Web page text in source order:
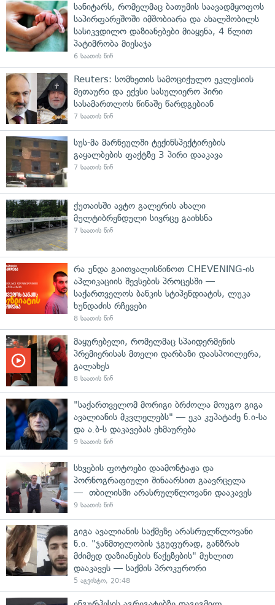
სანიტარს, რომელმაც ბათუმის საავადმყოფოს
საპირფარეშოში იმშობიარა და ახალშობილს
სასიკვდილო დაზიანებები მიაყენა, 4 წლით
პატიმრობა მიესაჯა
6 საათის წინ
Reuters: სომხეთის სამოციქულო ეკლესიის
მეთაური და ექვსი სასულიერო პირი
სასამართლოს წინაშე წარდგებიან
7 საათის წინ
სუს-მა მარნეულში ტექინსპექტირების
გაყალბების ფაქტზე 3 პირი დააკავა
7 საათის წინ
ქუთაისში ავტო გალერის ახალი
მულტიბრენდული სივრცე გაიხსნა
7 საათის წინ
რა უნდა გაითვალისწინოთ CHEVENING-ის
აპლიკაციის შევსების პროცესში —
საქართველოს ბანკის სტიპენდიატის, ლუკა
ხუნდაძის რჩევები
8 საათის წინ
მაყურებელი, რომელმაც სპაიდერმენის
პრემიერისას მთელი დარბაზი დაასპოილერა,
გალახეს
8 საათის წინ
"საქართველომ მორიგი ბრძოლა მოუგო გიგა
ავალიანის მკვლელებს" — ეკა კუპატაძე ნ.ი-სა
და ა.ბ-ს დაკავებას ეხმაურება
9 საათის წინ
სხვების ფოტოები დაამონტაჟა და
პორნოგრაფიული შინაარსით გაავრცელა
— თბილისში არასრულწლოვანი დააკავეს
9 საათის წინ
გიგა ავალიანის საქმეზე არასრულწლოვანი
ნ.ი. "ჯანმთელობის ჯგუფურად, განზრახ
მძიმედ დაზიანების წაქეზების" მუხლით
დააკავეს — საქმის პროკურორი
5 აგვისტო, 20:48